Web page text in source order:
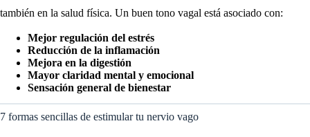
también en la salud física. Un buen tono vagal está asociado con:
Mejor regulación del estrés
Reducción de la inflamación
Mejora en la digestión
Mayor claridad mental y emocional
Sensación general de bienestar
7 formas sencillas de estimular tu nervio vago